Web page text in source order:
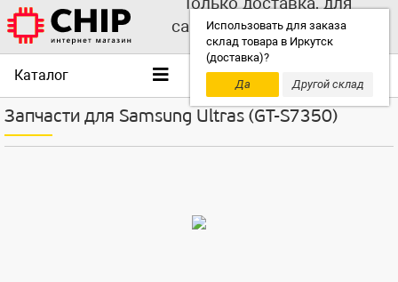
Использовать для заказа
склад товара в Иркутск
(доставка)?
Да
Другой склад
самовывоза выбирайте
другой склад!
Каталог
Запчасти для Samsung Ultras (GT-S7350)